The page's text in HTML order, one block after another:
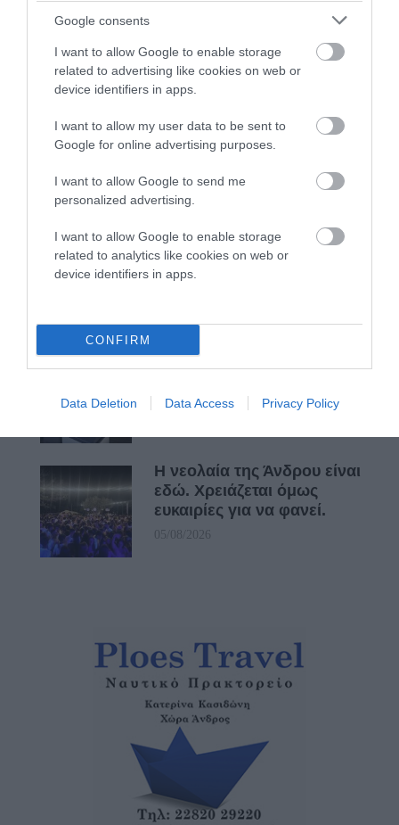
Google consents
I want to allow Google to enable storage
related to advertising like cookies on web or
device identifiers in apps.
I want to allow my user data to be sent to
Google for online advertising purposes.
I want to allow Google to send me
personalized advertising.
I want to allow Google to enable storage
related to analytics like cookies on web or
device identifiers in apps.
CONFIRM
Data Deletion Data Access Privacy Policy
Μπέκετ
07/08/2026
ΤΟ ΜΕΓΑΛΥΤΕΡΟ
ΠΑΝΗΓΥΡΙ ΤΗΣ ΑΝΔΡΟΥ:
07/08/2026
ΟΙ «ΕΥΤΥΧΙΣΜΕΝΕΣ
ΜΕΡΕΣ» ΕΙΝΑΙ ΜΠΡΟΣΤΑ:
Μια επίκαιρη ανάλυση για
06/08/2026
Η Άνδρος συνεχίζει να
06/08/2026
Η νεολαία της Άνδρου είναι
εδώ. Χρειάζεται όμως
ευκαιρίες για να φανεί.
05/08/2026